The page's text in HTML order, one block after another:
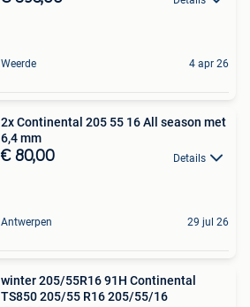
Weerde 4 apr 26
2x Continental 205 55 16 All season met
6,4 mm
€ 80,00 Details
Antwerpen 29 jul 26
winter 205/55R16 91H Continental
TS850 205/55 R16 205/55/16